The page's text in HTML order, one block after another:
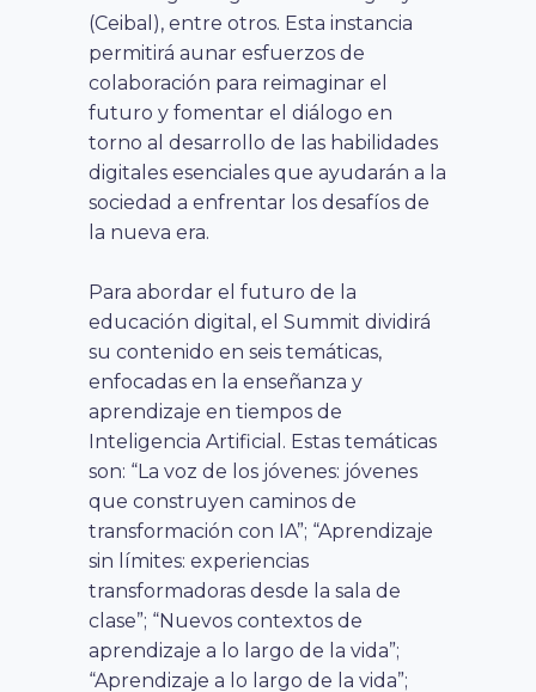
(Ceibal), entre otros. Esta instancia
permitirá aunar esfuerzos de
colaboración para reimaginar el
futuro y fomentar el diálogo en
torno al desarrollo de las habilidades
digitales esenciales que ayudarán a la
sociedad a enfrentar los desafíos de
la nueva era.
Para abordar el futuro de la
educación digital, el Summit dividirá
su contenido en seis temáticas,
enfocadas en la enseñanza y
aprendizaje en tiempos de
Inteligencia Artificial. Estas temáticas
son: “La voz de los jóvenes: jóvenes
que construyen caminos de
transformación con IA”; “Aprendizaje
sin límites: experiencias
transformadoras desde la sala de
clase”; “Nuevos contextos de
aprendizaje a lo largo de la vida”;
“Aprendizaje a lo largo de la vida”;